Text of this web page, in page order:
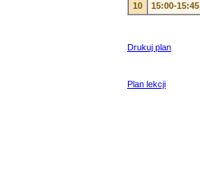
10 15:00-15:45
Drukuj plan
Plan lekcji